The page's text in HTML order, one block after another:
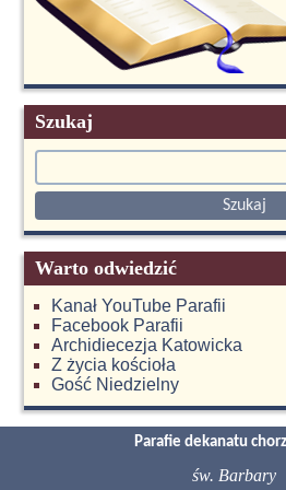
Szukaj
Warto odwiedzić
Kanał YouTube Parafii
Facebook Parafii
Archidiecezja Katowicka
Z życia kościoła
Gość Niedzielny
Parafie dekanatu
św. Barbary